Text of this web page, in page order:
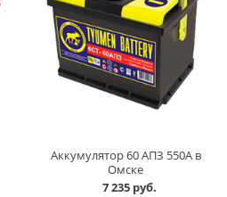
Аккумулятор 60 АПЗ 550А в
Омске
7 235 руб.